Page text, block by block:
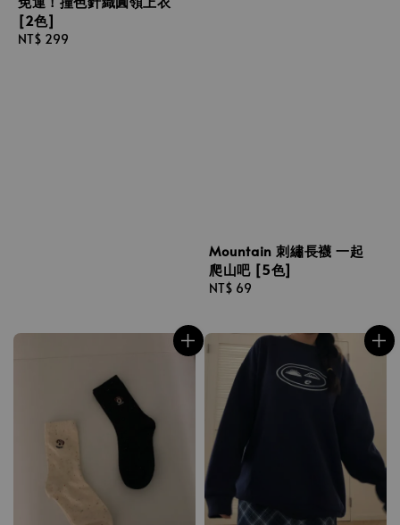
[2色]
Regular
NT$ 299
Mountain 刺繡長襪 一起
爬山吧 [5色]
Regular
NT$ 69